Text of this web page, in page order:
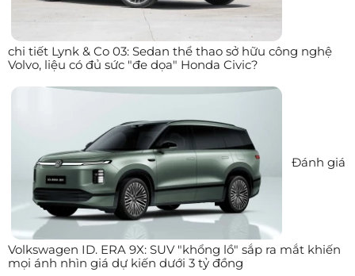
chi tiết Lynk & Co 03: Sedan thể thao sở hữu công nghệ
Volvo, liệu có đủ sức "đe dọa" Honda Civic?
Đánh giá
Volkswagen ID. ERA 9X: SUV "khổng lồ" sắp ra mắt khiến
mọi ánh nhìn giá dự kiến dưới 3 tỷ đồng